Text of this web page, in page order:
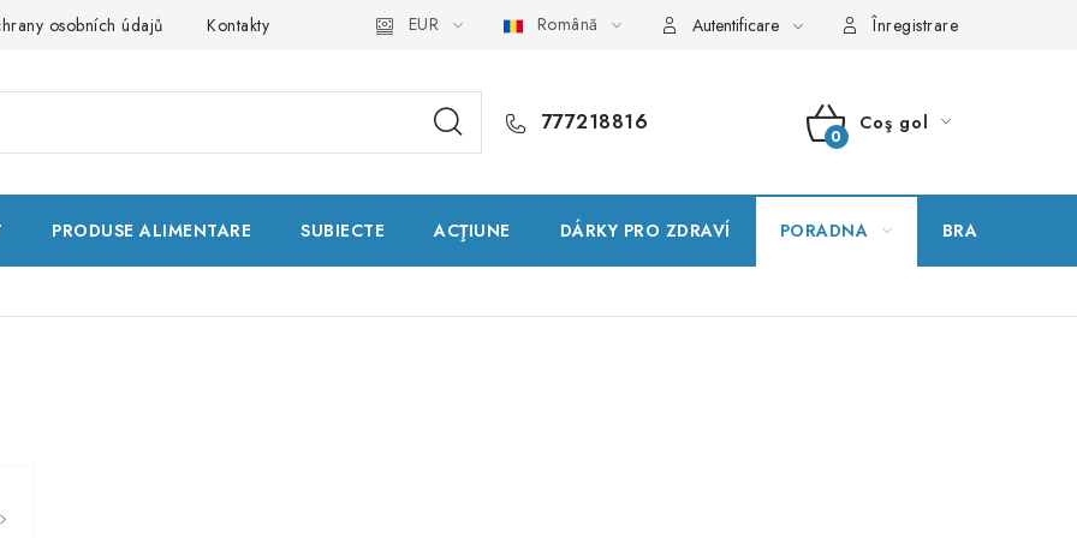
osobních údajů Kontakty Natural Health Store Dicționar termeni Hartă server Comanda mea
EUR Română Autentificare Înregistrare
777218816
COŞ
CUMPĂRĂTURI
Coş gol
PRODUSE ALIMENTARE SUBIECTE ACŢIUNE DÁRKY PRO ZDRAVÍ PORADNA BRANDURI